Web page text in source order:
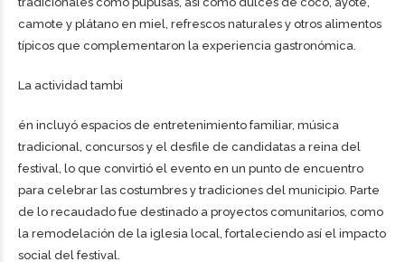
camote y plátano en miel, refrescos naturales y otros alimentos
típicos que complementaron la experiencia gastronómica.
La actividad tambi
én incluyó espacios de entretenimiento familiar, música
tradicional, concursos y el desfile de candidatas a reina del
festival, lo que convirtió el evento en un punto de encuentro
para celebrar las costumbres y tradiciones del municipio. Parte
de lo recaudado fue destinado a proyectos comunitarios, como
la remodelación de la iglesia local, fortaleciendo así el impacto
social del festival.